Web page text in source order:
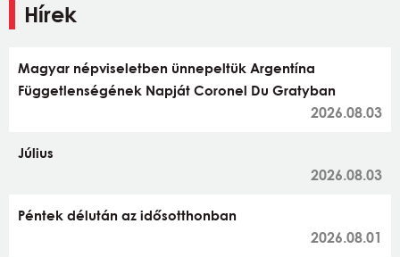
Hírek
Magyar népviseletben ünnepeltük Argentína
Függetlenségének Napját Coronel Du Gratyban
2026.08.03
Július
2026.08.03
Péntek délután az idősotthonban
2026.08.01